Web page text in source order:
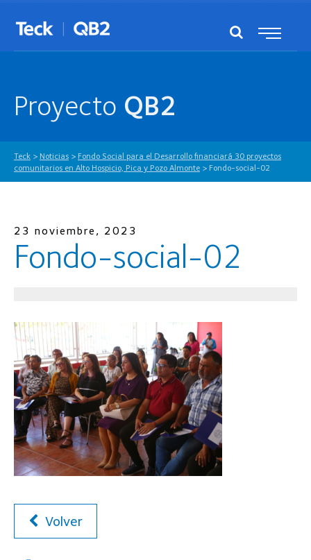
Proyecto QB2
Teck > Noticias > Fondo Social para el Desarrollo financiará 30 proyectos
comunitarios en Alto Hospicio, Pica y Pozo Almonte > Fondo-social-02
23 noviembre, 2023
Fondo-social-02
Volver